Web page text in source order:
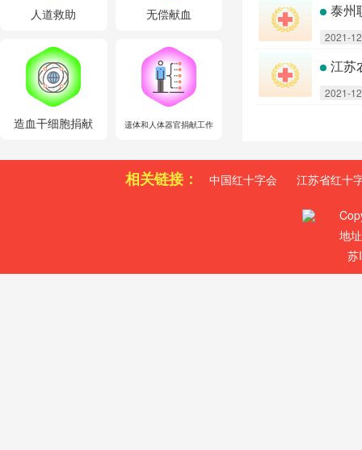
人道救助 无偿献血
造血干细胞捐献 遗体和人体器官捐献工作
泰州
2021-
江苏
2021-
相关链接： 中国红十字会 江苏省红十
地
苏